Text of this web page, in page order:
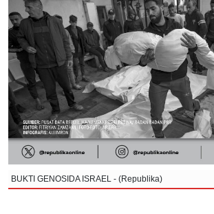
BUKTI GENOSIDA ISRAEL - (Republika)